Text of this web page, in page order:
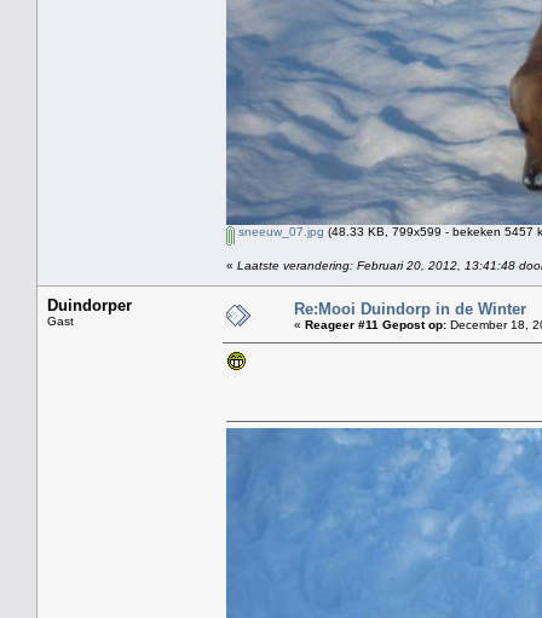
sneeuw_07.jpg (48.33 KB, 799x599 - bekeken 5457
« Laatste verandering: Februari 20, 2012, 13:41:48
Duindorper
Gast
Re:Mooi Duindorp in de Winter
« Reageer #11 Gepost op: December 18,